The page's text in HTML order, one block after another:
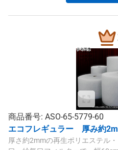
商品番号: ASO-65-5779-60
エコフレギュラー 厚み約
厚さ約2mmの再生ポリエステル